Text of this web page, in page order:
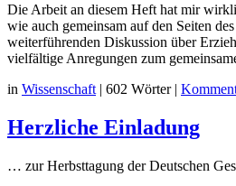
Die Arbeit an diesem Heft hat mir
wie auch gemeinsam auf den Seiten
weiterführenden Diskussion über
vielfältige Anregungen zum
in Wissenschaft | 602 Wörter |
Herzliche Einladung
… zur Herbsttagung der Deutschen